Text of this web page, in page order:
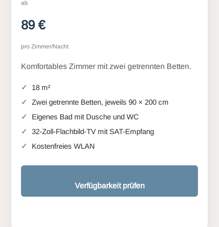
ab
89 €
pro Zimmer/Nacht
Komfortables Zimmer mit zwei getrennten Betten.
18 m²
Zwei getrennte Betten, jeweils 90 × 200 cm
Eigenes Bad mit Dusche und WC
32-Zoll-Flachbild-TV mit SAT-Empfang
Kostenfreies WLAN
Verfügbarkeit prüfen